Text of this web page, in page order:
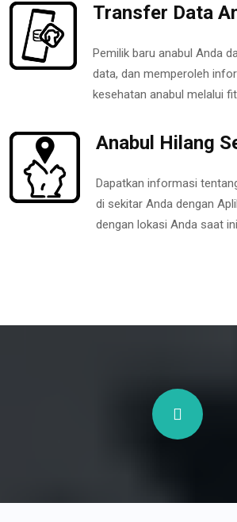
Transfer Data
Pemilik baru anabul Anda
data, dan memperoleh
kesehatan anabul melalui
Anabul Hilang
Dapatkan informasi
di sekitar Anda dengan
dengan lokasi Anda saat